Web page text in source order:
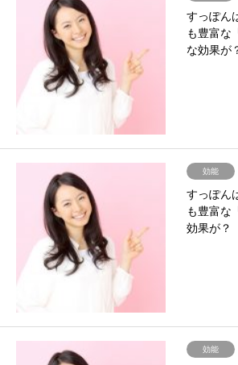
すっぽん
も豊富な
な効果が
効能
すっぽん
も豊富な
効果が？
効能